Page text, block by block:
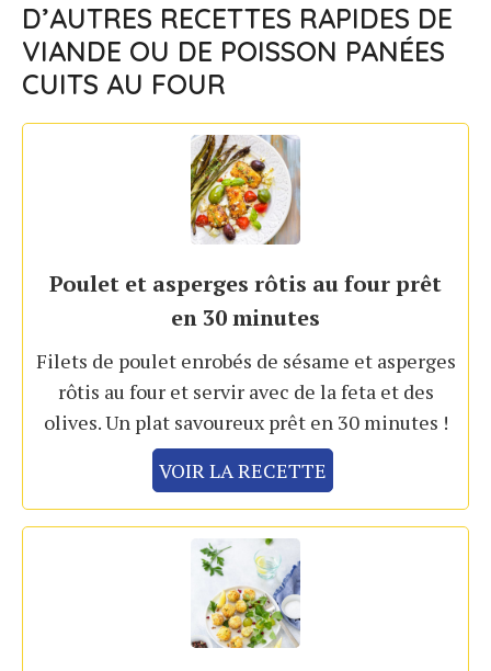
D’AUTRES RECETTES RAPIDES DE
VIANDE OU DE POISSON PANÉES
CUITS AU FOUR
Poulet et asperges rôtis au four prêt
en 30 minutes
Filets de poulet enrobés de sésame et asperges
rôtis au four et servir avec de la feta et des
olives. Un plat savoureux prêt en 30 minutes !
VOIR LA RECETTE